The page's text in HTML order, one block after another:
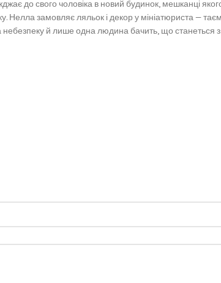
до свого чоловіка в новий будинок, мешканці
замовляє ляльок і декор у мініатюриста —
й лише одна людина бачить, що станеться